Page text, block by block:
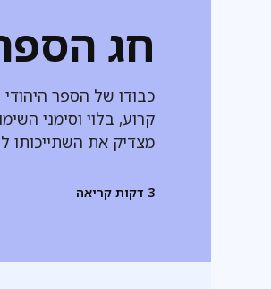
חג
כבודו של הספר
קרוע, בלוי וסימני
מצדיק את השתייכותו
3 דקות קריאה